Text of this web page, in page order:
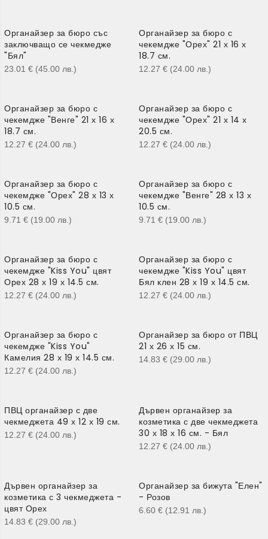
Органайзер за бюро със
заключващо се чекмедже
"Бял"
23.01 € (45.00 лв. )
Органайзер за бюро с
чекемдже "Орех" 21 х 16 х
18.7 см.
12.27 € (24.00 лв. )
Органайзер за бюро с
чекемдже "Венге" 21 х 16 х
18.7 см.
12.27 € (24.00 лв. )
Органайзер за бюро с
чекемдже "Орех" 21 х 14 х
20.5 см.
12.27 € (24.00 лв. )
Органайзер за бюро с
чекемдже "Орех" 28 х 13 х
10.5 см.
9.71 € (19.00 лв. )
Органайзер за бюро с
чекемдже "Венге" 28 х 13 х
10.5 см.
9.71 € (19.00 лв. )
Органайзер за бюро с
чекемдже "Kiss You" цвят
Орех 28 х 19 х 14.5 см.
12.27 € (24.00 лв. )
Органайзер за бюро с
чекемдже "Kiss You" цвят
Бял клен 28 х 19 х 14.5 см.
12.27 € (24.00 лв. )
Органайзер за бюро с
чекемдже "Kiss You"
Камелия 28 х 19 х 14.5 см.
12.27 € (24.00 лв. )
Органайзер за бюро от ПВЦ
21 х 26 х 15 см.
14.83 € (29.00 лв. )
ПВЦ органайзер с две
чекмеджета 49 х 12 х 19 см.
12.27 € (24.00 лв. )
Дървен органайзер за
козметика с две чекмеджета
30 х 18 х 16 см. - Бял
12.27 € (24.00 лв. )
Дървен органайзер за
козметика с 3 чекмеджета -
цвят Орех
14.83 € (29.00 лв. )
Органайзер за бижута "Елен"
- Розов
6.60 € (12.91 лв. )